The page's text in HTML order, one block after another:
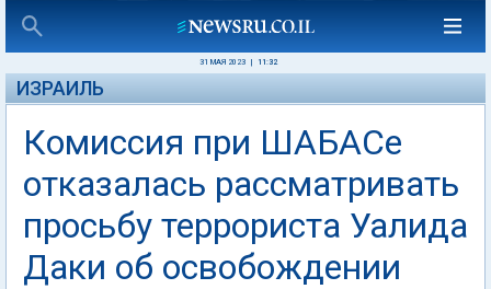
31 МАЯ 2023 11:32
ИЗРАИЛЬ
Комиссия при ШАБАСе
отказалась рассматривать
просьбу террориста Уалида
Даки об освобождении